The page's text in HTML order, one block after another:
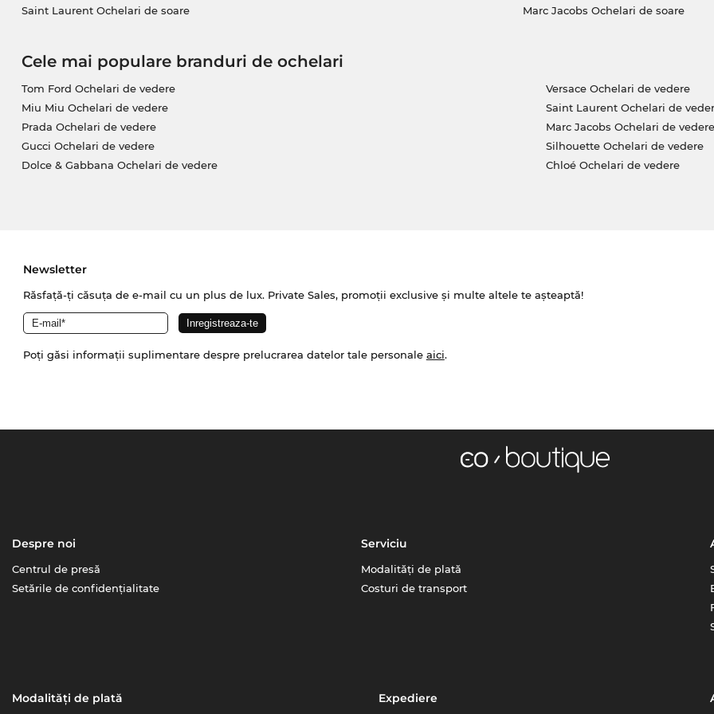
Saint Laurent Ochelari de soare Marc Jacobs Ochelari de soare
Cele mai populare branduri de ochelari
Tom Ford Ochelari de vedere
Miu Miu Ochelari de vedere
Prada Ochelari de vedere
Gucci Ochelari de vedere
Dolce & Gabbana Ochelari de vedere
Versace Ochelari de vedere
Saint Laurent Ochelari de
Marc Jacobs Ochelari de vedere
Silhouette Ochelari de vedere
Chloé Ochelari de vedere
Newsletter
Răsfață-ți căsuța de e-mail cu un plus de lux. Private Sales, promoții exclusive și multe altele te așteaptă!
Poți găsi informații suplimentare despre prelucrarea datelor tale personale aici.
Despre noi
Centrul de presă
Setările de confidențialitate
Serviciu
Modalități de plată
Costuri de transport
Modalități de plată Expediere